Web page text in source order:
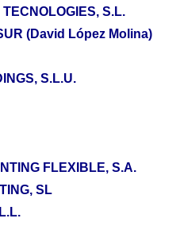
S.L.
(David López Molina)
S.L.U.
FLEXIBLE, S.A.
SL